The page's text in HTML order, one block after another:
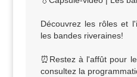
Découvrez les rôles et
les bandes riveraines!
⏰Restez à l'affût pour
consultez la